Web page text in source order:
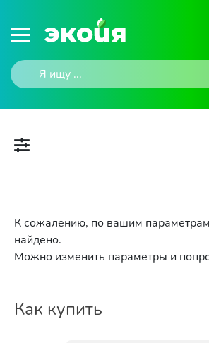
К сожалению, по вашим
найдено.
Можно изменить параметры и
Как купить